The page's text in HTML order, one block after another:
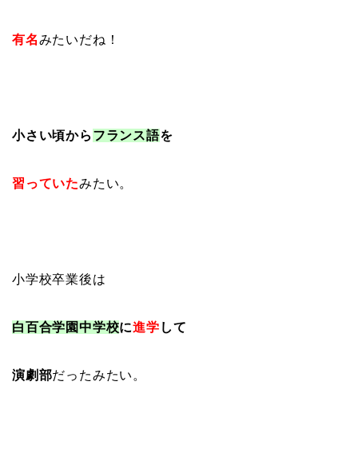
有名みたいだね！
小さい頃から フランス語を
習っていたみたい。
小学校卒業後は
白百合学園中学校に進学 して
演劇部だったみたい。